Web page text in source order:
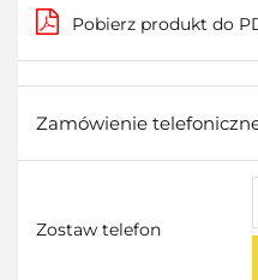
Pobierz produkt do
Zamówienie
Zostaw telefon